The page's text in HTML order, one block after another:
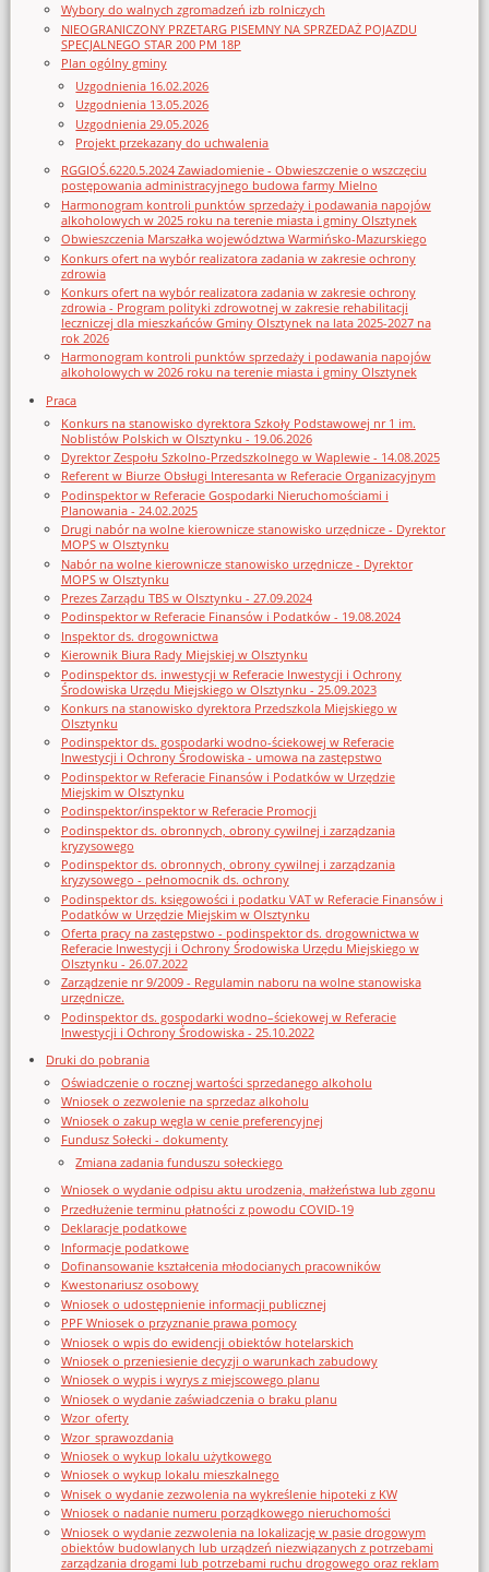
Wybory do walnych zgromadzeń izb rolniczych
NIEOGRANICZONY PRZETARG PISEMNY NA SPRZEDAŻ POJAZDU
SPECJALNEGO STAR 200 PM 18P
Plan ogólny gminy
Uzgodnienia 16.02.2026
Uzgodnienia 13.05.2026
Uzgodnienia 29.05.2026
Projekt przekazany do uchwalenia
RGGIOŚ.6220.5.2024 Zawiadomienie - Obwieszczenie o wszczęciu
postępowania administracyjnego budowa farmy Mielno
Harmonogram kontroli punktów sprzedaży i podawania napojów
alkoholowych w 2025 roku na terenie miasta i gminy Olsztynek
Obwieszczenia Marszałka województwa Warmińsko-Mazurskiego
Konkurs ofert na wybór realizatora zadania w zakresie ochrony
zdrowia
Konkurs ofert na wybór realizatora zadania w zakresie ochrony
zdrowia - Program polityki zdrowotnej w zakresie rehabilitacji
leczniczej dla mieszkańców Gminy Olsztynek na lata 2025-2027 na
rok 2026
Harmonogram kontroli punktów sprzedaży i podawania napojów
alkoholowych w 2026 roku na terenie miasta i gminy Olsztynek
Praca
Konkurs na stanowisko dyrektora Szkoły Podstawowej nr 1 im.
Noblistów Polskich w Olsztynku - 19.06.2026
Dyrektor Zespołu Szkolno-Przedszkolnego w Waplewie - 14.08.2025
Referent w Biurze Obsługi Interesanta w Referacie Organizacyjnym
Podinspektor w Referacie Gospodarki Nieruchomościami i
Planowania - 24.02.2025
Drugi nabór na wolne kierownicze stanowisko urzędnicze - Dyrektor
MOPS w Olsztynku
Nabór na wolne kierownicze stanowisko urzędnicze - Dyrektor
MOPS w Olsztynku
Prezes Zarządu TBS w Olsztynku - 27.09.2024
Podinspektor w Referacie Finansów i Podatków - 19.08.2024
Inspektor ds. drogownictwa
Kierownik Biura Rady Miejskiej w Olsztynku
Podinspektor ds. inwestycji w Referacie Inwestycji i Ochrony
Środowiska Urzędu Miejskiego w Olsztynku - 25.09.2023
Konkurs na stanowisko dyrektora Przedszkola Miejskiego w
Olsztynku
Podinspektor ds. gospodarki wodno-ściekowej w Referacie
Inwestycji i Ochrony Środowiska - umowa na zastępstwo
Podinspektor w Referacie Finansów i Podatków w Urzędzie
Miejskim w Olsztynku
Podinspektor/inspektor w Referacie Promocji
Podinspektor ds. obronnych, obrony cywilnej i zarządzania
kryzysowego
Podinspektor ds. obronnych, obrony cywilnej i zarządzania
kryzysowego - pełnomocnik ds. ochrony
Podinspektor ds. księgowości i podatku VAT w Referacie Finansów i
Podatków w Urzędzie Miejskim w Olsztynku
Oferta pracy na zastępstwo - podinspektor ds. drogownictwa w
Referacie Inwestycji i Ochrony Środowiska Urzędu Miejskiego w
Olsztynku - 26.07.2022
Zarządzenie nr 9/2009 - Regulamin naboru na wolne stanowiska
urzędnicze.
Podinspektor ds. gospodarki wodno–ściekowej w Referacie
Inwestycji i Ochrony Środowiska - 25.10.2022
Druki do pobrania
Oświadczenie o rocznej wartości sprzedanego alkoholu
Wniosek o zezwolenie na sprzedaz alkoholu
Wniosek o zakup węgla w cenie preferencyjnej
Fundusz Sołecki - dokumenty
Zmiana zadania funduszu sołeckiego
Wniosek o wydanie odpisu aktu urodzenia, małżeństwa lub zgonu
Przedłużenie terminu płatności z powodu COVID-19
Deklaracje podatkowe
Informacje podatkowe
Dofinansowanie kształcenia młodocianych pracowników
Kwestonariusz osobowy
Wniosek o udostępnienie informacji publicznej
PPF Wniosek o przyznanie prawa pomocy
Wniosek o wpis do ewidencji obiektów hotelarskich
Wniosek o przeniesienie decyzji o warunkach zabudowy
Wniosek o wypis i wyrys z miejscowego planu
Wniosek o wydanie zaświadczenia o braku planu
Wzor_oferty
Wzor_sprawozdania
Wniosek o wykup lokalu użytkowego
Wniosek o wykup lokalu mieszkalnego
Wnisek o wydanie zezwolenia na wykreślenie hipoteki z KW
Wniosek o nadanie numeru porządkowego nieruchomości
Wniosek o wydanie zezwolenia na lokalizację w pasie drogowym
obiektów budowlanych lub urządzeń niezwiązanych z potrzebami
zarządzania drogami lub potrzebami ruchu drogowego oraz reklam